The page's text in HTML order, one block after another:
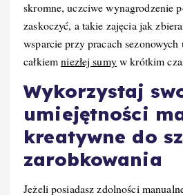
skromne, uczciwe wynagrodzenie
zaskoczyć, a takie zajęcia jak
wsparcie przy pracach
całkiemniezłej sumyw krótkim
Wykorzystaj
umiejętności
kreatywne do
zarobkowania
Jeżeli posiadasz zdolności